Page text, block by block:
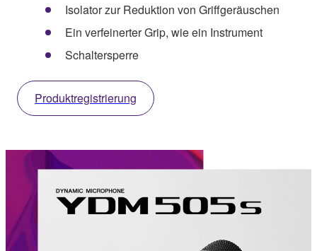
Isolator zur Reduktion von Griffgeräuschen
Ein verfeinerter Grip, wie ein Instrument
Schaltersperre
Produktregistrierung